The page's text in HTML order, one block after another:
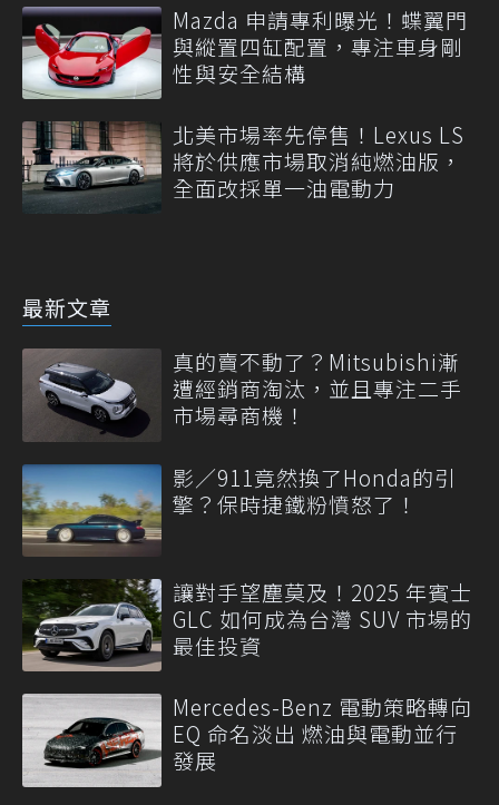
Mazda 申請專利曝光！蝶翼門
與縱置四缸配置，專注車身剛
性與安全結構
北美市場率先停售！Lexus LS
將於供應市場取消純燃油版，
全面改採單一油電動力
最新文章
真的賣不動了？Mitsubishi漸
遭經銷商淘汰，並且專注二手
市場尋商機！
影／911竟然換了Honda的引
擎？保時捷鐵粉憤怒了！
讓對手望塵莫及！2025 年賓士
GLC 如何成為台灣 SUV 市場的
最佳投資
Mercedes-Benz 電動策略轉向
EQ 命名淡出 燃油與電動並行
發展